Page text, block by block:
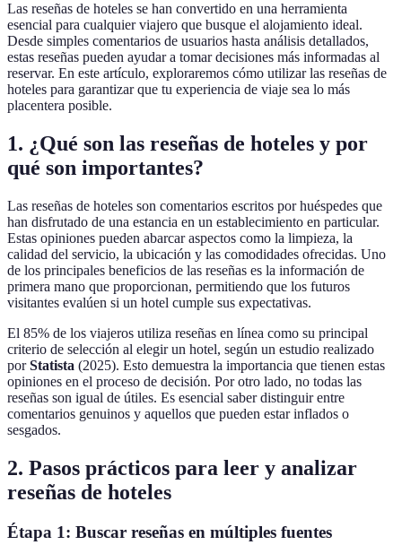
Las reseñas de hoteles se han convertido en una herramienta
esencial para cualquier viajero que busque el alojamiento ideal.
Desde simples comentarios de usuarios hasta análisis detallados,
estas reseñas pueden ayudar a tomar decisiones más informadas al
reservar. En este artículo, exploraremos cómo utilizar las reseñas de
hoteles para garantizar que tu experiencia de viaje sea lo más
placentera posible.
1. ¿Qué son las reseñas de hoteles y por
qué son importantes?
Las reseñas de hoteles son comentarios escritos por huéspedes que
han disfrutado de una estancia en un establecimiento en particular.
Estas opiniones pueden abarcar aspectos como la limpieza, la
calidad del servicio, la ubicación y las comodidades ofrecidas. Uno
de los principales beneficios de las reseñas es la información de
primera mano que proporcionan, permitiendo que los futuros
visitantes evalúen si un hotel cumple sus expectativas.
El 85% de los viajeros utiliza reseñas en línea como su principal
criterio de selección al elegir un hotel, según un estudio realizado
porStatista (2025). Esto demuestra la importancia que tienen estas
opiniones en el proceso de decisión. Por otro lado, no todas las
reseñas son igual de útiles. Es esencial saber distinguir entre
comentarios genuinos y aquellos que pueden estar inflados o
sesgados.
2. Pasos prácticos para leer y analizar
reseñas de hoteles
Étapa 1: Buscar reseñas en múltiples fuentes